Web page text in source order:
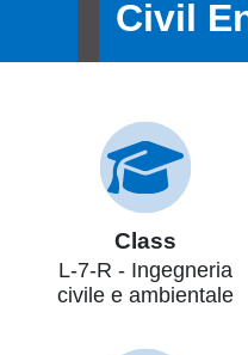
Civil
Class
L-7-R - Ingegneria
civile e ambientale